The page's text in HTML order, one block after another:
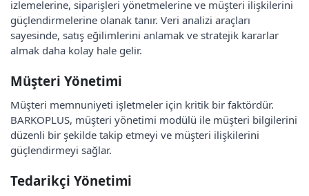
izlemelerine, siparişleri yönetmelerine ve müşteri ilişkilerini
güçlendirmelerine olanak tanır. Veri analizi araçları
sayesinde, satış eğilimlerini anlamak ve stratejik kararlar
almak daha kolay hale gelir.
Müşteri Yönetimi
Müşteri memnuniyeti işletmeler için kritik bir faktördür.
BARKOPLUS, müşteri yönetimi modülü ile müşteri bilgilerini
düzenli bir şekilde takip etmeyi ve müşteri ilişkilerini
güçlendirmeyi sağlar.
Tedarikçi Yönetimi